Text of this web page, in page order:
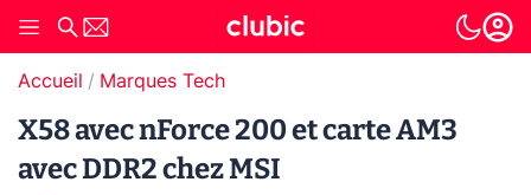
Accueil Marques Tech
X58 avec nForce 200 et carte AM3
avec DDR2 chez MSI